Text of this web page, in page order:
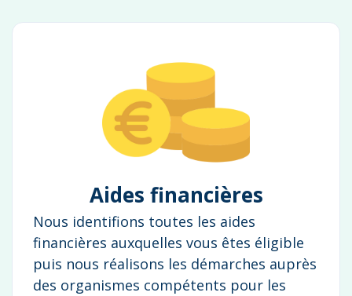
Aides financières
Nous identifions toutes les aides
financières auxquelles vous êtes éligible
puis nous réalisons les démarches auprès
des organismes compétents pour les